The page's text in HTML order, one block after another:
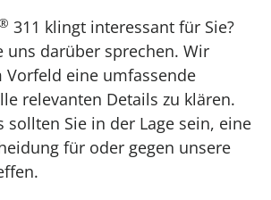
311 klingt interessant für Sie?
uns darüber sprechen. Wir
Vorfeld eine umfassende
relevanten Details zu klären.
sollten Sie in der Lage sein, eine
für oder gegen unsere